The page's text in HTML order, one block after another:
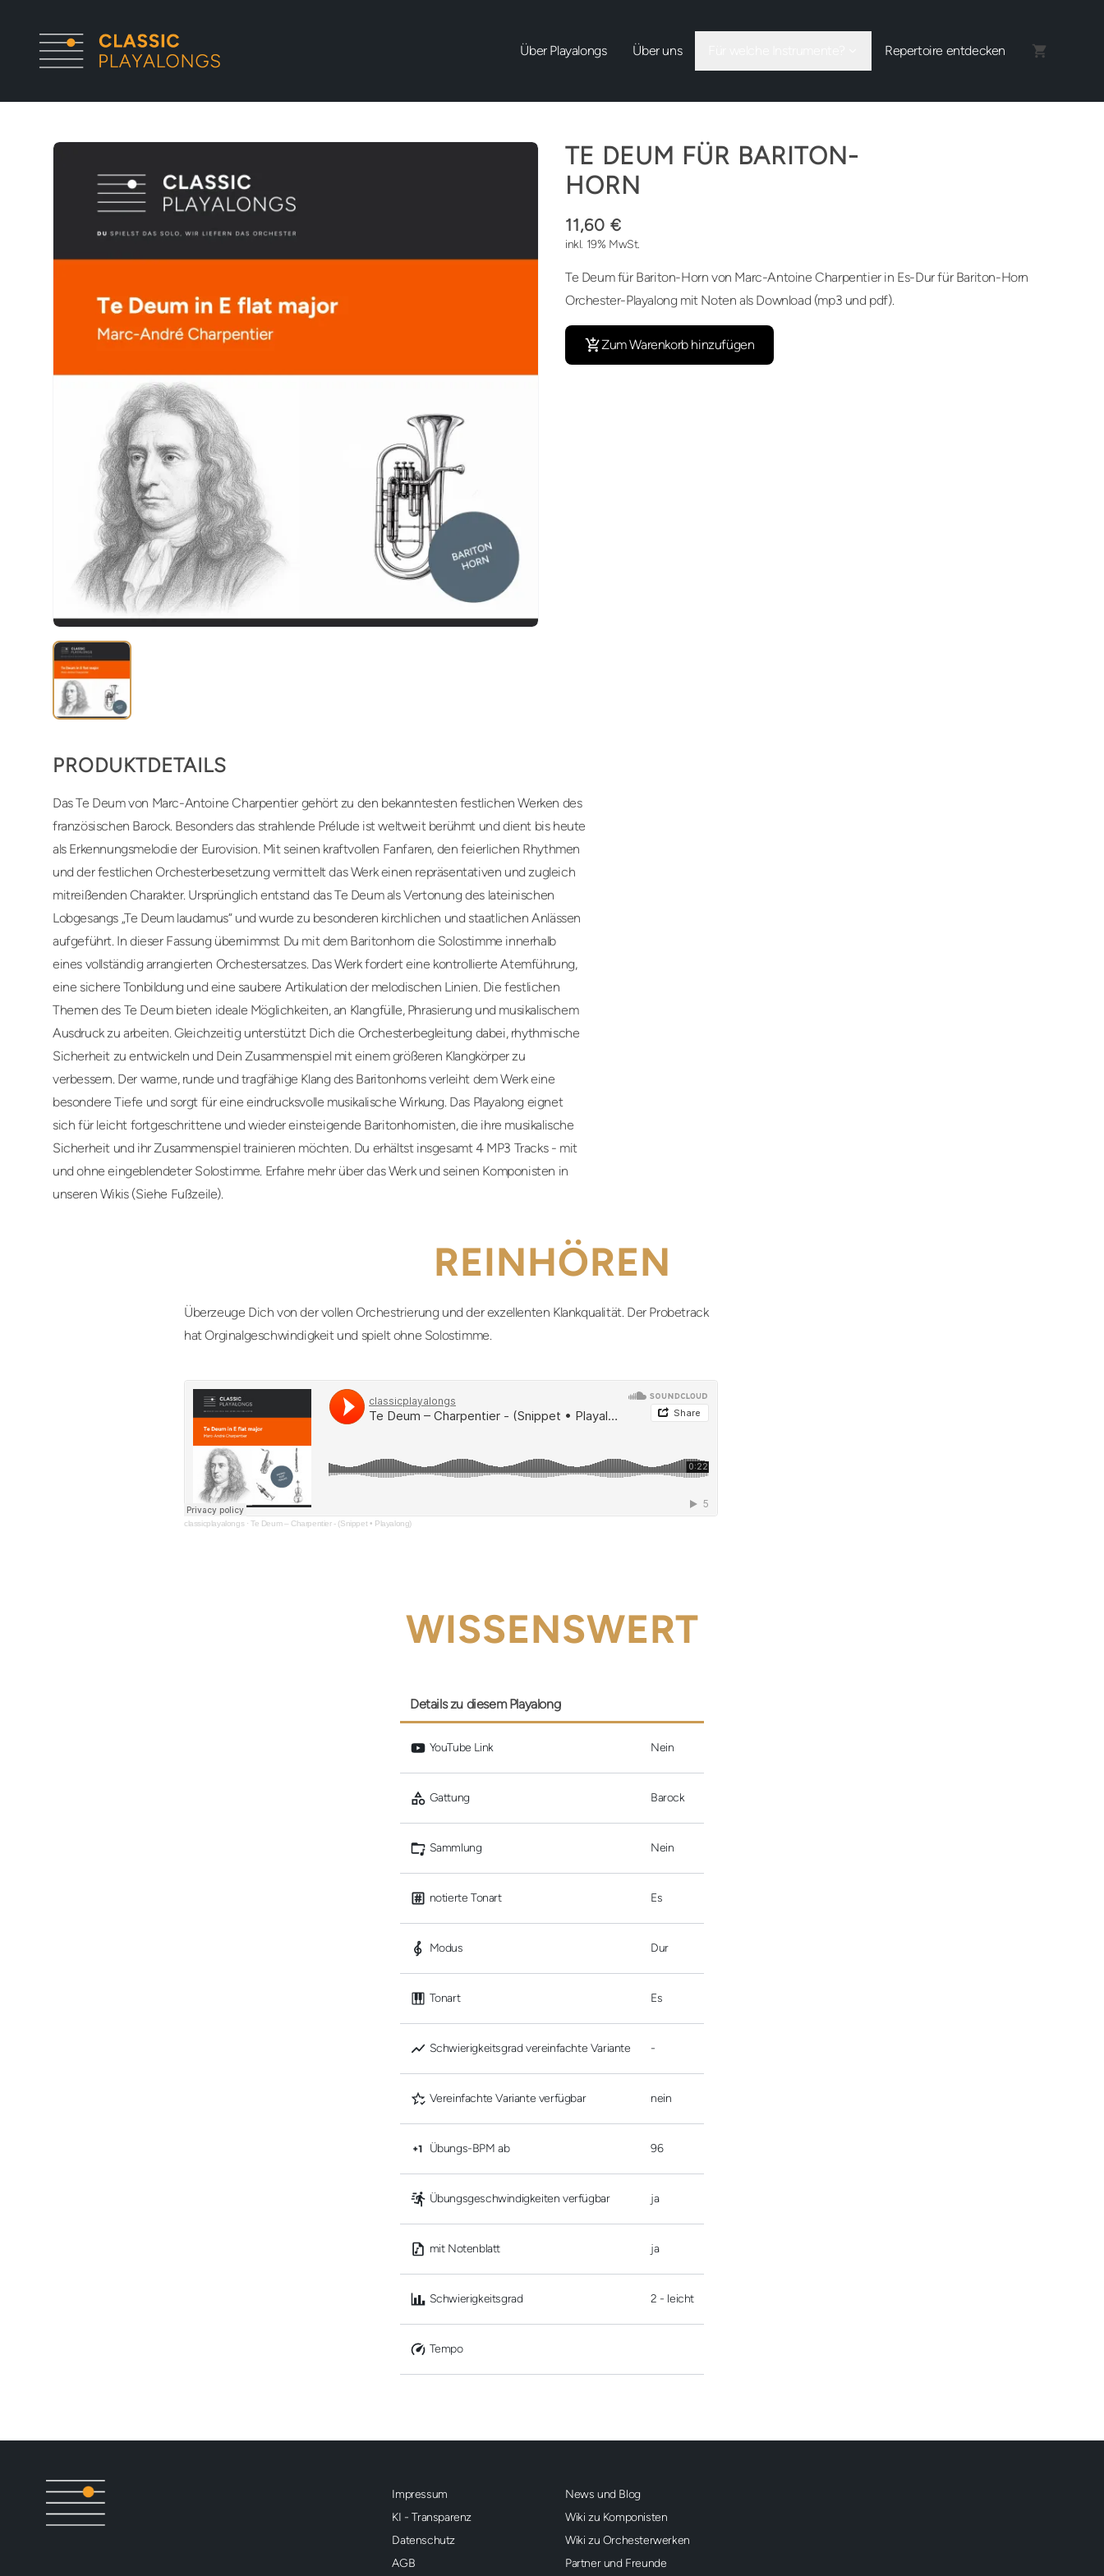
Über Playalongs Über uns Repertoire entdecken
TE DEUM FÜR BARITON-
HORN
11,60 €
inkl. 19% MwSt.
Te Deum für Bariton-Horn von Marc-Antoine Charpentier in Es-Dur für Bariton-Horn
Orchester-Playalong mit Noten als Download (mp3 und pdf).
Zum Warenkorb hinzufügen
PRODUKTDETAILS
Das Te Deum von Marc-Antoine Charpentier gehört zu den bekanntesten festlichen Werken des
französischen Barock. Besonders das strahlende Prélude ist weltweit berühmt und dient bis heute
als Erkennungsmelodie der Eurovision. Mit seinen kraftvollen Fanfaren, den feierlichen Rhythmen
und der festlichen Orchesterbesetzung vermittelt das Werk einen repräsentativen und zugleich
mitreißenden Charakter. Ursprünglich entstand das Te Deum als Vertonung des lateinischen
Lobgesangs „Te Deum laudamus“ und wurde zu besonderen kirchlichen und staatlichen Anlässen
aufgeführt. In dieser Fassung übernimmst Du mit dem Baritonhorn die Solostimme innerhalb
eines vollständig arrangierten Orchestersatzes. Das Werk fordert eine kontrollierte Atemführung,
eine sichere Tonbildung und eine saubere Artikulation der melodischen Linien. Die festlichen
Themen des Te Deum bieten ideale Möglichkeiten, an Klangfülle, Phrasierung und musikalischem
Ausdruck zu arbeiten. Gleichzeitig unterstützt Dich die Orchesterbegleitung dabei, rhythmische
Sicherheit zu entwickeln und Dein Zusammenspiel mit einem größeren Klangkörper zu
verbessern. Der warme, runde und tragfähige Klang des Baritonhorns verleiht dem Werk eine
besondere Tiefe und sorgt für eine eindrucksvolle musikalische Wirkung. Das Playalong eignet
sich für leicht fortgeschrittene und wieder einsteigende Baritonhornisten, die ihre musikalische
Sicherheit und ihr Zusammenspiel trainieren möchten. Du erhältst insgesamt 4 MP3 Tracks - mit
und ohne eingeblendeter Solostimme. Erfahre mehr über das Werk und seinen Komponisten in
unseren Wikis (Siehe Fußzeile).
REINHÖREN
Überzeuge Dich von der vollen Orchestrierung und der exzellenten Klankqualität. Der Probetrack
hat Orginalgeschwindigkeit und spielt ohne Solostimme.
classicplayalongs·Te Deum – Charpentier - (Snippet • Playalong)
WISSENSWERT
Details zu diesem Playalong
YouTube Link Nein
Gattung Barock
Sammlung Nein
notierte Tonart Es
Modus Dur
Tonart Es
Schwierigkeitsgrad vereinfachte Variante -
Vereinfachte Variante verfügbar nein
Übungs-BPM ab 96
Übungsgeschwindigkeiten verfügbar ja
mit Notenblatt ja
Schwierigkeitsgrad 2 - leicht
Tempo
Impressum
KI - Transparenz
Datenschutz
AGB
News und Blog
Wiki zu Komponisten
Wiki zu Orchesterwerken
Partner und Freunde